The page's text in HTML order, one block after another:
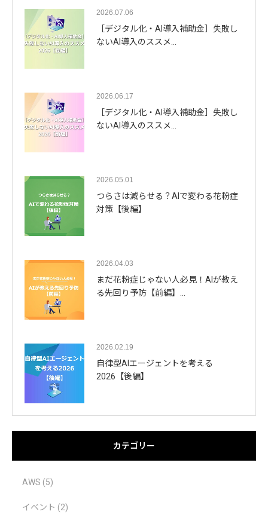
2026.07.06
［デジタル化・AI導入補助金］失敗し
ないAI導入のススメ…
2026.06.17
［デジタル化・AI導入補助金］失敗し
ないAI導入のススメ…
2026.05.01
つらさは減らせる？AIで変わる花粉症
対策【後編】
2026.04.03
まだ花粉症じゃない人必見！AIが教え
る先回り予防【前編】…
2026.02.19
自律型AIエージェントを考える
2026【後編】
カテゴリー
AWS (5)
イベント (2)